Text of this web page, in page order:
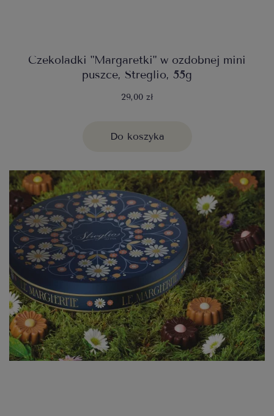
Czekoladki "Margaretki" w ozdobnej mini
puszce, Streglio, 55g
29,00 zł
Do koszyka